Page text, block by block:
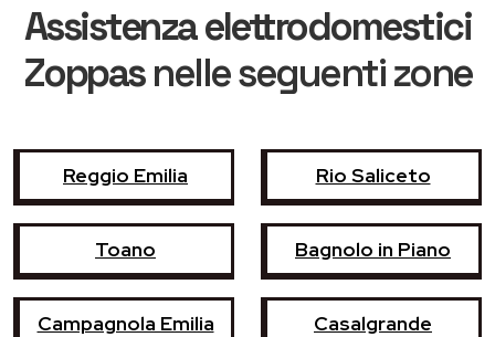
Assistenza elettrodomestici
Zoppasnelle seguenti zone
Reggio Emilia Rio Saliceto
Toano Bagnolo in Piano
Campagnola Emilia Casalgrande